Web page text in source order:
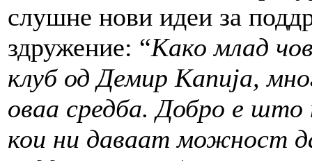
слушне нови идеи за
здружение: “Како млад
клуб од Демир Капија,
оваа средба. Добро е што
кои ни даваат можност